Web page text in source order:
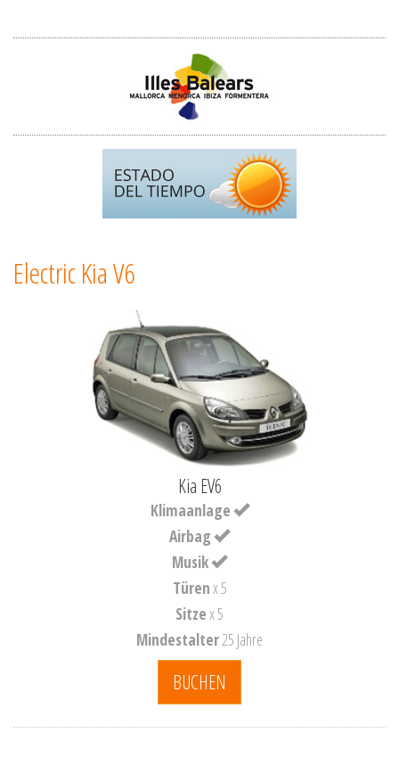
Electric Kia V6
Kia EV6
Klimaanlage
Airbag
Musik
Türenx 5
Sitzex 5
Mindestalter25 Jahre
BUCHEN